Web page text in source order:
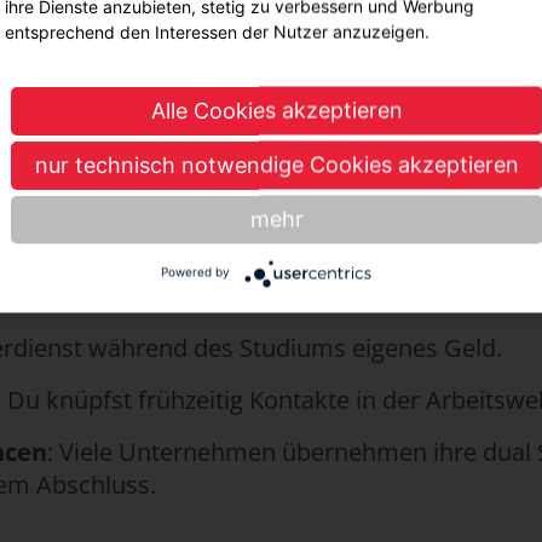
macht das duale Studium besonders
hat ein duales Studium?
dir viele Vorteile:
: Du lernst nicht nur aus Büchern, sondern
während des Studiums eigenes Geld.
Du knüpfst frühzeitig Kontakte in der
: Viele Unternehmen übernehmen ihre dual
Abschluss.
ihre Dienste anzubieten, stetig zu verbessern und Werbung
entsprechend den Interessen der Nutzer anzuzeigen.
Alle Cookies akzeptieren
nur technisch notwendige Cookies akzeptieren
mehr
Powered by